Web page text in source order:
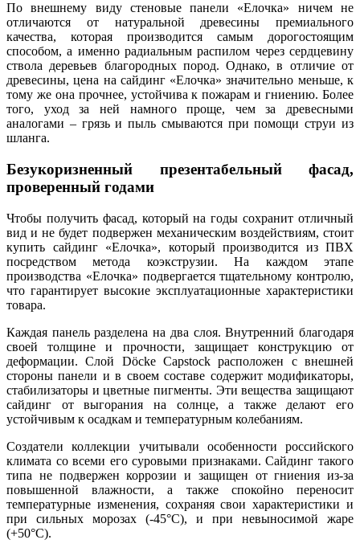
По внешнему виду стеновые панели «Елочка» ничем не
отличаются от натуральной древесины премиального
качества, которая производится самым дорогостоящим
способом, а именно радиальным распилом через сердцевину
ствола деревьев благородных пород. Однако, в отличие от
древесины, цена на сайдинг «Елочка» значительно меньше, к
тому же она прочнее, устойчива к пожарам и гниению. Более
того, уход за ней намного проще, чем за древесными
аналогами – грязь и пыль смываются при помощи струи из
шланга.
Безукоризненный презентабельный фасад,
проверенный годами
Чтобы получить фасад, который на годы сохранит отличный
вид и не будет подвержен механическим воздействиям, стоит
купить сайдинг «Елочка», который производится из ПВХ
посредством метода коэкструзии. На каждом этапе
производства «Елочка» подвергается тщательному контролю,
что гарантирует высокие эксплуатационные характеристики
товара.
Каждая панель разделена на два слоя. Внутренний благодаря
своей толщине и прочности, защищает конструкцию от
деформации. Слой Döcke Capstock расположен с внешней
стороны панели и в своем составе содержит модификаторы,
стабилизаторы и цветные пигменты. Эти вещества защищают
сайдинг от выгорания на солнце, а также делают его
устойчивым к осадкам и температурным колебаниям.
Создатели коллекции учитывали особенности российского
климата со всеми его суровыми признаками. Сайдинг такого
типа не подвержен коррозии и защищен от гниения из-за
повышенной влажности, а также спокойно переносит
температурные изменения, сохраняя свои характеристики и
при сильных морозах (-45°С), и при невыносимой жаре
(+50°С).